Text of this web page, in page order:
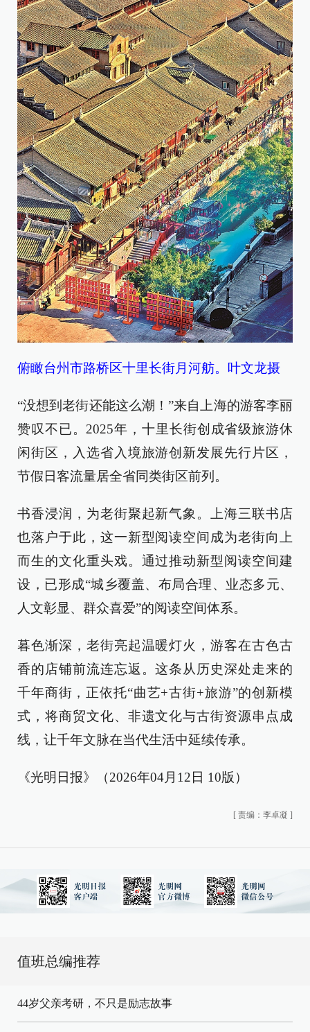
俯瞰台州市路桥区十里长街月河舫。叶文龙摄
“没想到老街还能这么潮！”来自上海的游客李丽
赞叹不已。2025年，十里长街创成省级旅游休
闲街区，入选省入境旅游创新发展先行片区，
节假日客流量居全省同类街区前列。
书香浸润，为老街聚起新气象。上海三联书店
也落户于此，这一新型阅读空间成为老街向上
而生的文化重头戏。通过推动新型阅读空间建
设，已形成“城乡覆盖、布局合理、业态多元、
人文彰显、群众喜爱”的阅读空间体系。
暮色渐深，老街亮起温暖灯火，游客在古色古
香的店铺前流连忘返。这条从历史深处走来的
千年商街，正依托“曲艺+古街+旅游”的创新模
式，将商贸文化、非遗文化与古街资源串点成
线，让千年文脉在当代生活中延续传承。
《光明日报》（2026年04月12日 10版）
[ 责编：李卓凝 ]
值班总编推荐
44岁父亲考研，不只是励志故事